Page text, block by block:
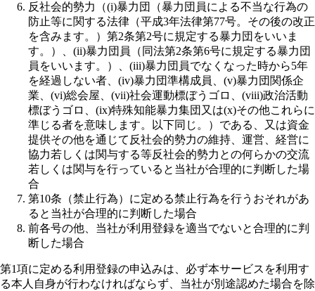
反社会的勢力（(i)暴力団（暴力団員による不当な行為の
防止等に関する法律（平成3年法律第77号。その後の改正
を含みます。）第2条第2号に規定する暴力団をいいま
す。）、(ii)暴力団員（同法第2条第6号に規定する暴力団
員をいいます。）、(iii)暴力団員でなくなった時から5年
を経過しない者、(iv)暴力団準構成員、(v)暴力団関係企
業、(vi)総会屋、(vii)社会運動標ぼうゴロ、(viii)政治活動
標ぼうゴロ、(ix)特殊知能暴力集団又は(x)その他これらに
準じる者を意味します。以下同じ。）である、又は資金
提供その他を通じて反社会的勢力の維持、運営、経営に
協力若しくは関与する等反社会的勢力との何らかの交流
若しくは関与を行っていると当社が合理的に判断した場
合
第10条（禁止行為）に定める禁止行為を行うおそれがあ
ると当社が合理的に判断した場合
前各号の他、当社が利用登録を適当でないと合理的に判
断した場合
第1項に定める利用登録の申込みは、必ず本サービスを利用す
る本人自身が行わなければならず、当社が別途認めた場合を除